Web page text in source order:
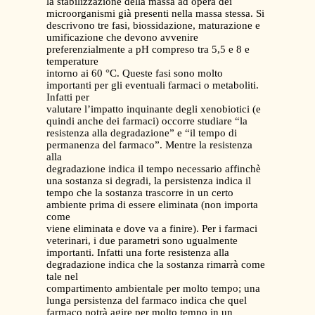
microorganismi già presenti nella massa stessa. Si
descrivono tre fasi, biossidazione, maturazione e
umificazione che devono avvenire
preferenzialmente a pH compreso tra 5,5 e 8 e
temperature
intorno ai 60 °C. Queste fasi sono molto
importanti per gli eventuali farmaci o metaboliti.
Infatti per
valutare l’impatto inquinante degli xenobiotici (e
quindi anche dei farmaci) occorre studiare “la
resistenza alla degradazione” e “il tempo di
permanenza del farmaco”. Mentre la resistenza
alla
degradazione indica il tempo necessario affinchè
una sostanza si degradi, la persistenza indica il
tempo che la sostanza trascorre in un certo
ambiente prima di essere eliminata (non importa
come
viene eliminata e dove va a finire). Per i farmaci
veterinari, i due parametri sono ugualmente
importanti. Infatti una forte resistenza alla
degradazione indica che la sostanza rimarrà come
tale nel
compartimento ambientale per molto tempo; una
lunga persistenza del farmaco indica che quel
farmaco potrà agire per molto tempo in un